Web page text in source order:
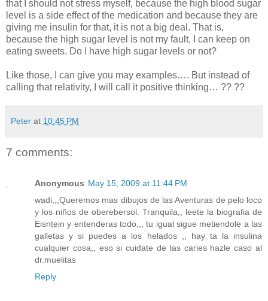
that I should not stress myself, because the high blood sugar
level is a side effect of the medication and because they are
giving me insulin for that, it is not a big deal. That is,
because the high sugar level is not my fault, I can keep on
eating sweets. Do I have high sugar levels or not?
Like those, I can give you may examples…. But instead of
calling that relativity, I will call it positive thinking… ?? ??
Peter at 10:45 PM
7 comments:
Anonymous May 15, 2009 at 11:44 PM
wadi,,,Queremos mas dibujos de las Aventuras de pelo loco
y los niños de oberebersol. Tranquila,, leete la biografia de
Eisntein y entenderas todo,,, tu igual sigue metiendole a las
galletas y si puedes a los helados ,, hay ta la insulina
cualquier cosa,, eso si cuidate de las caries hazle caso al
dr.muelitas
Reply